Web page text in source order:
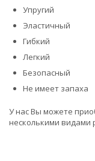
Упругий
Эластичный
Гибкий
Легкий
Безопасный
Не имеет запаха
У нас Вы можете
несколькими видами